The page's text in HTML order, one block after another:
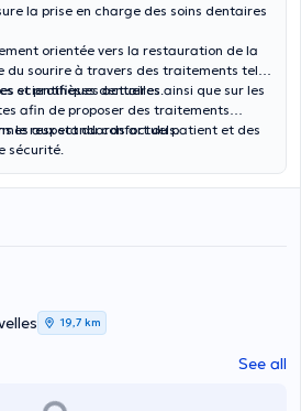
la prise en charge des soins dentaires
orientée vers la restauration de la
du sourire à travers des traitements tels
et prothèses dentaires.
scientifiques actuelles ainsi que sur les
afin de proposer des traitements
aux standards actuels.
le respect du confort du patient et des
sécurité.
19,7 km
See all